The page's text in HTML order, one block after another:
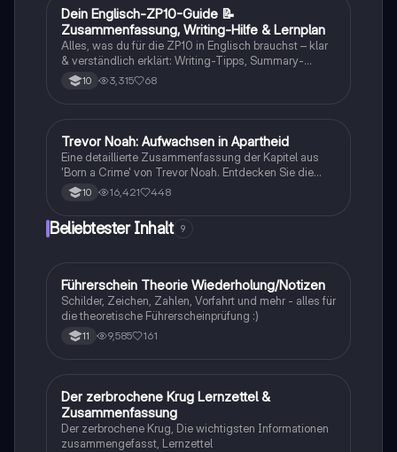
English mediation skills.
Englisch
Dein Englisch-ZP10-Guide 📝
Zusammenfassung, Writing-Hilfe & Lernplan
Alles, was du für die ZP10 in Englisch brauchst – klar
& verständlich erklärt: Writing-Tipps, Summary-
Aufbau, Hörverstehen, häufige Fehler & Vokabeln.
Perfekt zum Wiederholen vor der Prüfung! #ZP10
10 3,315 68
Englisch
Trevor Noah: Aufwachsen in Apartheid
Eine detaillierte Zusammenfassung der Kapitel aus
'Born a Crime' von Trevor Noah. Entdecken Sie die
Herausforderungen und Erfahrungen, die Trevor als
Kind einer gemischtrassigen Familie in Südafrika
während der Apartheid durchlebt hat. Diese
Zusammenfassung beleuchtet zentrale Themen wie
historischen Kontexten des Buches
auseinandersetzen möchten.
10 16,421 448
Beliebtester Inhalt 9
Lerntipps
Führerschein Theorie Wiederholung/Notizen
Schilder, Zeichen, Zahlen, Vorfahrt und mehr - alles für
die theoretische Führerscheinprüfung :)
11 9,585 161
Deutsch
Der zerbrochene Krug Lernzettel &
Zusammenfassung
Der zerbrochene Krug, Die wichtigsten Informationen
zusammengefasst, Lernzettel